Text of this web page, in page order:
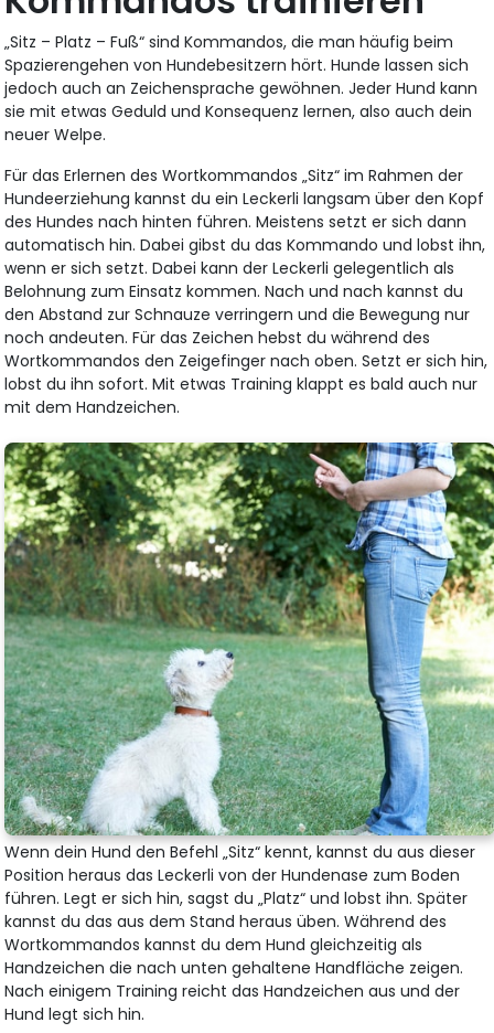
„Sitz – Platz – Fuß“ sind Kommandos, die man häufig beim
Spazierengehen von Hundebesitzern hört. Hunde lassen sich
jedoch auch an Zeichensprache gewöhnen. Jeder Hund kann
sie mit etwas Geduld und Konsequenz lernen, also auch dein
neuer Welpe.
Für das Erlernen des Wortkommandos „Sitz“ im Rahmen der
Hundeerziehung kannst du ein Leckerli langsam über den Kopf
des Hundes nach hinten führen. Meistens setzt er sich dann
automatisch hin. Dabei gibst du das Kommando und lobst ihn,
wenn er sich setzt. Dabei kann der Leckerli gelegentlich als
Belohnung zum Einsatz kommen. Nach und nach kannst du
den Abstand zur Schnauze verringern und die Bewegung nur
noch andeuten. Für das Zeichen hebst du während des
Wortkommandos den Zeigefinger nach oben. Setzt er sich hin,
lobst du ihn sofort. Mit etwas Training klappt es bald auch nur
mit dem Handzeichen.
Wenn dein Hund den Befehl „Sitz“ kennt, kannst du aus dieser
Position heraus das Leckerli von der Hundenase zum Boden
führen. Legt er sich hin, sagst du „Platz“ und lobst ihn. Später
kannst du das aus dem Stand heraus üben. Während des
Wortkommandos kannst du dem Hund gleichzeitig als
Handzeichen die nach unten gehaltene Handfläche zeigen.
Nach einigem Training reicht das Handzeichen aus und der
Hund legt sich hin.